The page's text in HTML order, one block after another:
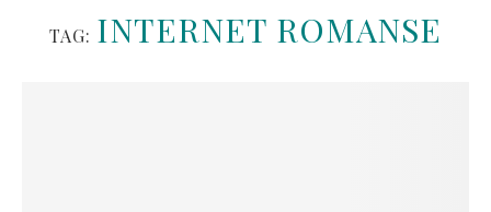
TAG: INTERNET ROMANSE